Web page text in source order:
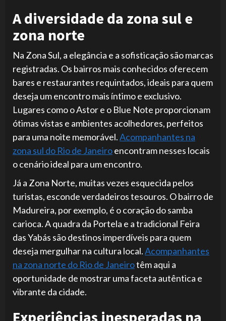
A diversidade da zona sul e
zona norte
Na Zona Sul, a elegância e a sofisticação são marcas
registradas. Os bairros mais conhecidos oferecem
bares e restaurantes requintados, ideais para quem
deseja um encontro mais íntimo e exclusivo.
Lugares como o Astor e o Blue Note proporcionam
ótimas vistas e ambientes acolhedores, perfeitos
para uma noite memorável.Acompanhantes na
zona sul do Rio de Janeiroencontram nesses locais
o cenário ideal para um encontro.
Já a Zona Norte, muitas vezes esquecida pelos
turistas, esconde verdadeiros tesouros. O bairro de
Madureira, por exemplo, é o coração do samba
carioca. A quadra da Portela e a tradicional Feira
das Yabás são destinos imperdíveis para quem
deseja mergulhar na cultura local.Acompanhantes
na zona norte do Rio de Janeirotêm aqui a
oportunidade de mostrar uma faceta autêntica e
vibrante da cidade.
Experiências inesperadas na